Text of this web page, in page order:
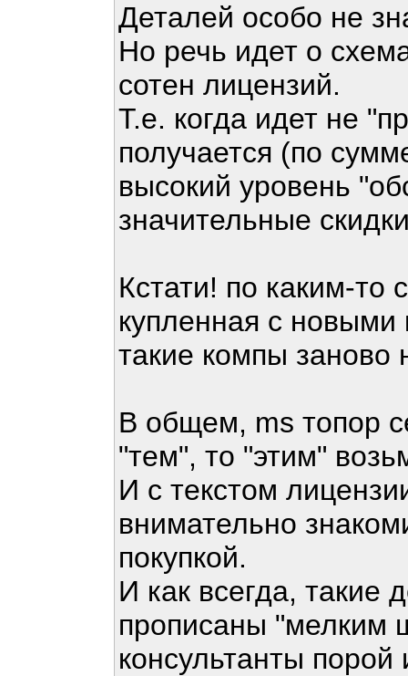
Деталей особо не
Но речь идет о
сотен лицензий.
Т.е. когда идет не
получается (по
высокий уровень
значительные
Кстати! по каким-то
купленная с новыми
такие компы заново
В общем, ms топор
"тем", то "этим"
И с текстом
внимательно
покупкой.
И как всегда,
прописаны "мелким
консультанты